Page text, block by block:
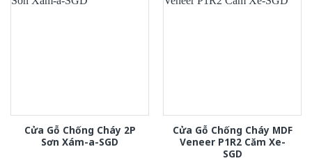
Cửa Gỗ Chống Cháy 2P
Sơn Xám-a-SGD
Cửa Gỗ Chống Cháy MDF
Veneer P1R2 Căm Xe-
SGD